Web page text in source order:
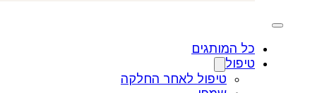
כל המותגים
טיפול
טיפול לאחר החלקה